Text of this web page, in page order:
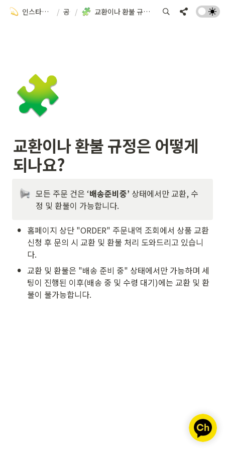
인스타터 사용 가이드 / 공통/ 교환이나 환불 규정은 어떻게 되나요?
🧩
교환이나 환불 규정은 어떻게
되나요?
모든 주문 건은 ‘배송준비중’ 상태에서만 교환, 수
정 및 환불이 가능합니다.
• 홈페이지 상단 "ORDER" 주문내역 조회에서 상품 교환
신청 후 문의 시 교환 및 환불 처리 도와드리고 있습니
다.
• 교환 및 환불은 "배송 준비 중" 상태에서만 가능하며 세
팅이 진행된 이후(배송 중 및 수령 대기)에는 교환 및 환
불이 불가능합니다.